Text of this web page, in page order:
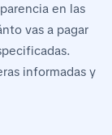
en las
vas a pagar
informadas y